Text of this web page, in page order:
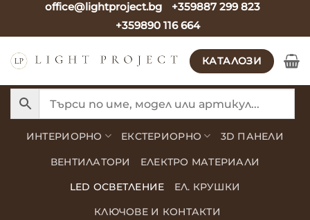
office@lightproject.bg
+359887 299 823
+359890 116 664
КАТАЛОЗИ
ИНТЕРИОРНО ЕКСТЕРИОРНО 3D ПАНЕЛИ
ВЕНТИЛАТОРИ ЕЛЕКТРО МАТЕРИАЛИ
LED ОСВЕТЛЕНИЕ ЕЛ. КРУШКИ
КЛЮЧОВЕ И КОНТАКТИ